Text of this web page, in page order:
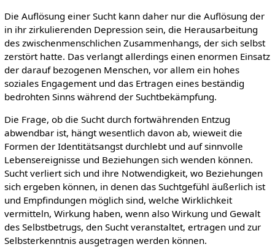
Die Auflösung einer Sucht kann daher nur die Auflösung der
in ihr zirkulierenden Depression sein, die Herausarbeitung
des zwischenmenschlichen Zusammenhangs, der sich selbst
zerstört hatte. Das verlangt allerdings einen enormen Einsatz
der darauf bezogenen Menschen, vor allem ein hohes
soziales Engagement und das Ertragen eines beständig
bedrohten Sinns während der Suchtbekämpfung.
Die Frage, ob die Sucht durch fortwährenden Entzug
abwendbar ist, hängt wesentlich davon ab, wieweit die
Formen der Identitätsangst durchlebt und auf sinnvolle
Lebensereignisse und Beziehungen sich wenden können.
Sucht verliert sich und ihre Notwendigkeit, wo Beziehungen
sich ergeben können, in denen das Suchtgefühl äußerlich ist
und Empfindungen möglich sind, welche Wirklichkeit
vermitteln, Wirkung haben, wenn also Wirkung und Gewalt
des Selbstbetrugs, den Sucht veranstaltet, ertragen und zur
Selbsterkenntnis ausgetragen werden können.